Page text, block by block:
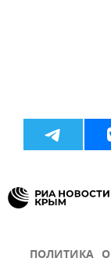
ПОЛИТИКА